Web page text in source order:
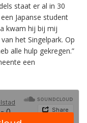
staat er al in 30
Japanse student
kwam hij bij mij
het Singelpark. Op
alle hulp gekregen.”
een